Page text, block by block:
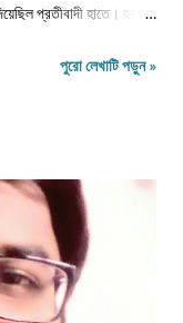
প্রতীবাদী হাতে। হয়তো
নিম্নাঙ্গে একটা নোংগরা
সবাই আসে সবার হয় আবর্তন।
আজ 71 বছর আজাদ হয়েও
পুরো লেখাটি পড়ুন »